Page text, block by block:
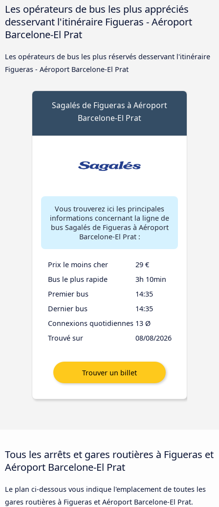
Les opérateurs de bus les plus appréciés
desservant l'itinéraire Figueras - Aéroport
Barcelone-El Prat
Les opérateurs de bus les plus réservés desservant l'itinéraire
Figueras - Aéroport Barcelone-El Prat
Sagalés de Figueras à Aéroport
Barcelone-El Prat
Vous trouverez ici les principales
informations concernant la ligne de
bus Sagalés de Figueras à Aéroport
Barcelone-El Prat :
Prix le moins cher
29 €
Bus le plus rapide
3h 10min
Premier bus
14:35
Dernier bus
14:35
Connexions quotidiennes 13 Ø
Trouvé sur
08/08/2026
Tous les arrêts et gares routières à Figueras et
Aéroport Barcelone-El Prat
Le plan ci-dessous vous indique l'emplacement de toutes les
gares routières à Figueras et Aéroport Barcelone-El Prat.